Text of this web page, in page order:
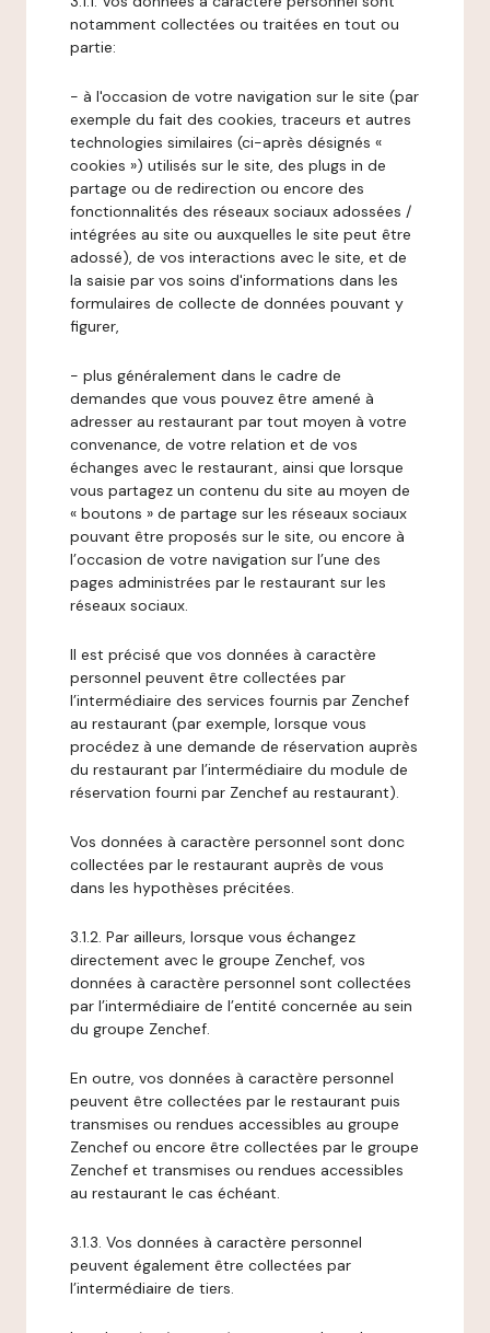
notamment collectées ou traitées en tout ou
partie:
- à l'occasion de votre navigation sur le site (par
exemple du fait des cookies, traceurs et autres
technologies similaires (ci-après désignés «
cookies ») utilisés sur le site, des plugs in de
partage ou de redirection ou encore des
fonctionnalités des réseaux sociaux adossées /
intégrées au site ou auxquelles le site peut être
adossé), de vos interactions avec le site, et de
la saisie par vos soins d'informations dans les
formulaires de collecte de données pouvant y
figurer,
- plus généralement dans le cadre de
demandes que vous pouvez être amené à
adresser au restaurant par tout moyen à votre
convenance, de votre relation et de vos
échanges avec le restaurant, ainsi que lorsque
vous partagez un contenu du site au moyen de
« boutons » de partage sur les réseaux sociaux
pouvant être proposés sur le site, ou encore à
l’occasion de votre navigation sur l’une des
pages administrées par le restaurant sur les
réseaux sociaux.
Il est précisé que vos données à caractère
personnel peuvent être collectées par
l’intermédiaire des services fournis par Zenchef
au restaurant (par exemple, lorsque vous
procédez à une demande de réservation auprès
du restaurant par l’intermédiaire du module de
réservation fourni par Zenchef au restaurant).
Vos données à caractère personnel sont donc
collectées par le restaurant auprès de vous
dans les hypothèses précitées.
3.1.2. Par ailleurs, lorsque vous échangez
directement avec le groupe Zenchef, vos
données à caractère personnel sont collectées
par l’intermédiaire de l’entité concernée au sein
du groupe Zenchef.
En outre, vos données à caractère personnel
peuvent être collectées par le restaurant puis
transmises ou rendues accessibles au groupe
Zenchef ou encore être collectées par le groupe
Zenchef et transmises ou rendues accessibles
au restaurant le cas échéant.
3.1.3. Vos données à caractère personnel
peuvent également être collectées par
l’intermédiaire de tiers.